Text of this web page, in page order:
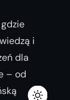
i
dla
– od